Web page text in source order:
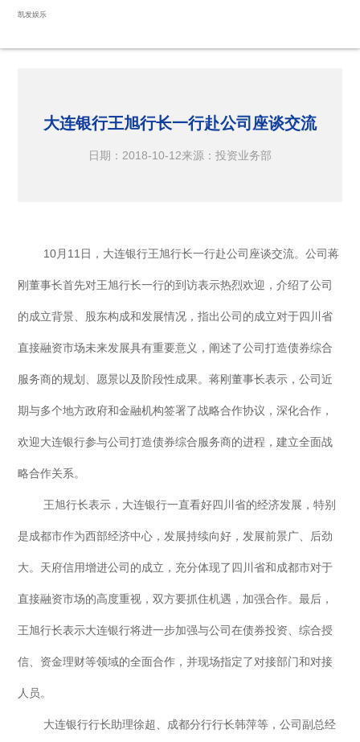
大连银行王旭行长一行赴公司座谈交流-凯发娱乐
凯发娱乐
大连银行王旭行长一行赴公司座谈交流
日期：2018-10-12来源：投资业务部
10月 11 日，大连银行王旭行长一行赴公司座谈交流。公司蒋
刚董事长首先对王旭行长一行的到访表示热烈欢迎，介绍了公司
的成立背景、股东构成和发展情况，指出公司的成立对于四川省
直接融资市场未来发展具有重要意义，阐述了公司打造债券综合
服务商的规划、愿景以及阶段性成果。蒋刚董事长表示，公司近
期与多个地方政府和金融机构签署了战略合作协议，深化合作，
欢迎大连银行参与公司打造债券综合服务商的进程，建立全面战
略合作关系。
王旭行长表示，大连银行一直看好四川省的经济发展，特别
是成都市作为西部经济中心，发展持续向好，发展前景广、后劲
大。天府信用增进公司的成立，充分体现了四川省和成都市对于
直接融资市场的高度重视，双方要抓住机遇，加强合作。最后，
王旭行长表示大连银行将进一步加强与公司在债券投资、综合授
信、资金理财等领域的全面合作，并现场指定了对接部门和对接
人员。
大连银行行长助理徐超、成都分行行长韩萍等，公司副总经